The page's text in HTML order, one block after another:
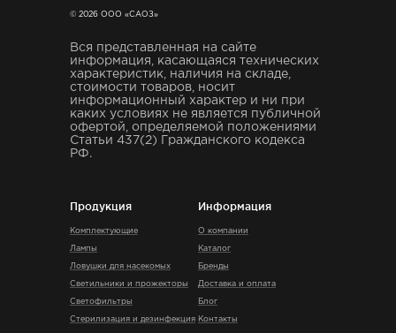
© 2026 ООО «САОЗ»
Вся представленная на сайте
информация, касающаяся технических
характеристик, наличия на складе,
стоимости товаров, носит
информационный характер и ни при
каких условиях не является публичной
офертой, определяемой положениями
Статьи 437(2) Гражданского кодекса
РФ.
Продукция
Комплектующие
Лампы
Ловушки для насекомых
Светильники и прожекторы
Светофильтры
Стерилизация и дезинфекция
Информация
О компании
Каталог
Бренды
Доставка и оплата
Блог
Контакты